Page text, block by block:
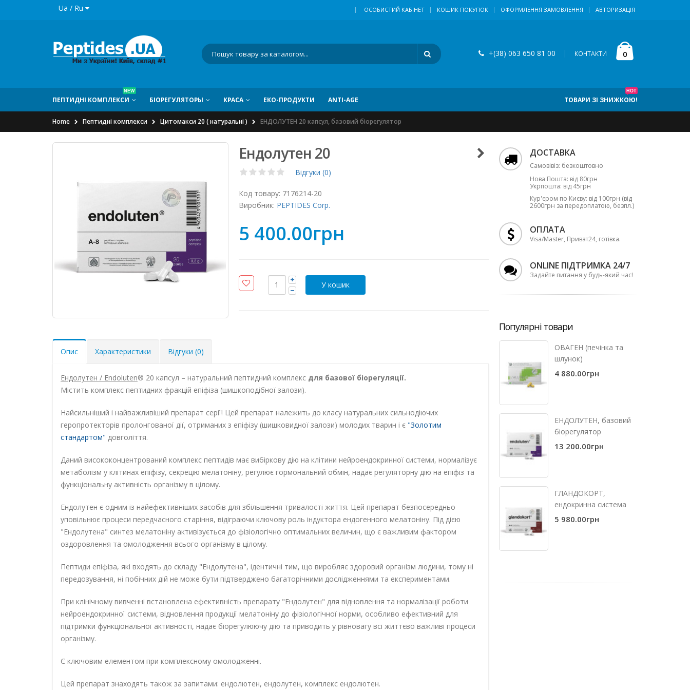
Ua / Ru | ОСОБИСТИЙ КАБІНЕТ КОШИК ПОКУПОК ОФОРМЛЕННЯ ЗАМОВЛЕННЯ АВТОРИЗАЦІЯ
+(38) 063 650 81 00 | КОНТАКТИ 0
ПЕПТИДНI КОМПЛЕКСИ
NEW
БIОРЕГУЛЯТОРЫ КРАСА ЕКО-ПРОДУКТИ ANTI-AGE ТОВАРИ ЗІ ЗНИЖКОЮ!
HOT
Home Пептидні комплекси Цитомакси 20 ( натуральні ) ЕНДОЛУТЕН 20 капсул, базовий біорегулятор
Ендолутен 20
Відгуки (0)
Код товару: 7176214-20
Виробник: PEPTIDES Corp.
5 400.00грн
Опис Характеристики Відгуки (0)
Ендолутен / Endoluten® 20 капсул – натуральний пептидний комплекс для базової біорегуляції.
Містить комплекс пептидних фракцій епіфіза (шишкоподібної залози).
Найсильніший і найважливіший препарат серії! Цей препарат належить до класу натуральних сильнодіючих
геропротекторів пролонгованої дії, отриманих з епіфізу (шишковидної залози) молодих тварин і є "Золотим
стандартом" довголіття.
Даний висококонцентрований комплекс пептидів має вибіркову дію на клітини нейроендокринної системи, нормалізує
метаболізм у клітинах епіфізу, секрецію мелатоніну, регулює гормональний обмін, надає регуляторну дію на епіфіз та
функціональну активність організму в цілому.
Ендолутен є одним із найефективніших засобів для збільшення тривалості життя. Цей препарат безпосередньо
уповільнює процеси передчасного старіння, відіграючи ключову роль індуктора ендогенного мелатоніну. Під дією
"Ендолутена" синтез мелатоніну активізується до фізіологічно оптимальних величин, що є важливим фактором
оздоровлення та омолодження всього організму в цілому.
Пептиди епіфіза, які входять до складу "Ендолутена", ідентичні тим, що виробляє здоровий організм людини, тому ні
передозування, ні побічних дій не може бути підтверджено багаторічними дослідженнями та експериментами.
При клінічному вивченні встановлена ефективність препарату "Ендолутен" для відновлення та нормалізації роботи
нейроендокринної системи, відновлення продукції мелатоніну до фізіологічної норми, особливо ефективний для
підтримки функціональної активності, надає біорегулюючу дію та приводить у рівновагу всі життєво важливі процеси
організму.
Є ключовим елементом при комплексному омолодженні.
Цей препарат знаходять також за запитами: ендолютен, ендолутен, комплекс ендолютен.
ДОСТАВКА
Самовівіз: безкоштовно
Нова Пошта: від 80грн
Укрпошта: від 45грн
Кур'єром по Києву: від 100грн (від
2600грн за передоплатою, безпл.)
ОПЛАТА
Visa/Master, Приват24, готівка.
ONLINE ПІДТРИМКА 24/7
Задайте питання у будь-який час!
Популярні товари
ОВАГЕН (печінка та
шлунок)
4 880.00грн
ЕНДОЛУТЕН, базовий
біорегулятор
13 200.00грн
ГЛАНДОКОРТ,
ендокринна система
5 980.00грн